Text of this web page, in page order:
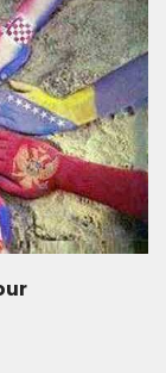
time, in the